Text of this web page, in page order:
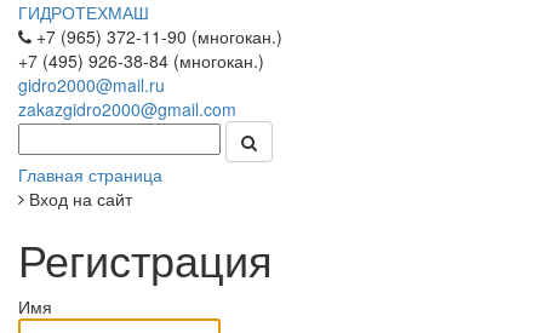
ГИДРОТЕХМАШ
+7 (965) 372-11-90 (многокан.)
+7 (495) 926-38-84 (многокан.)
gidro2000@mail.ru
zakazgidro2000@gmail.com
Главная страница
Вход на сайт
Регистрация
Имя